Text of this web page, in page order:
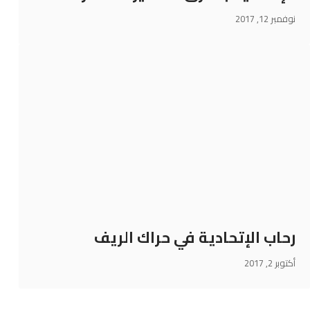
نوفمبر 12, 2017
رحاب الإتحادية في حراك الريف
أكتوبر 2, 2017